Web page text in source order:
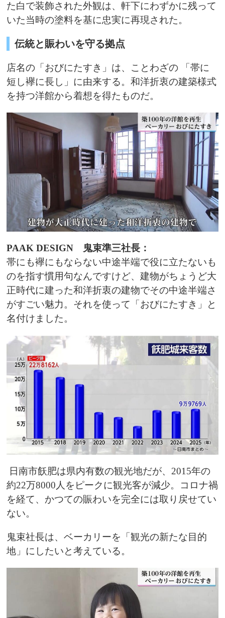
た白で装飾された外観は、軒下にわずかに残って
いた当時の塗料を基に忠実に再現された。
伝統と賑わいを守る拠点
店名の「おびにたすき」は、ことわざの 「帯に
短し襷に長し」に由来する。和洋折衷の建築様式
を持つ洋館から着想を得たものだ。
PAAK DESIGN 鬼束準三社長：
帯にも襷にもならない中途半端で役に立たないも
のを指す慣用句なんですけど、建物がちょうど大
正時代に建った和洋折衷の建物でその中途半端さ
がすごい魅力。それを使って「おびにたすき」と
名付けました。
日南市飫肥は県内有数の観光地だが、2015年の
約22万8000人をピークに観光客が減少。コロナ禍
を経て、かつての賑わいを完全には取り戻せてい
ない。
鬼束社長は、ベーカリーを「観光の新たな目的
地」にしたいと考えている。